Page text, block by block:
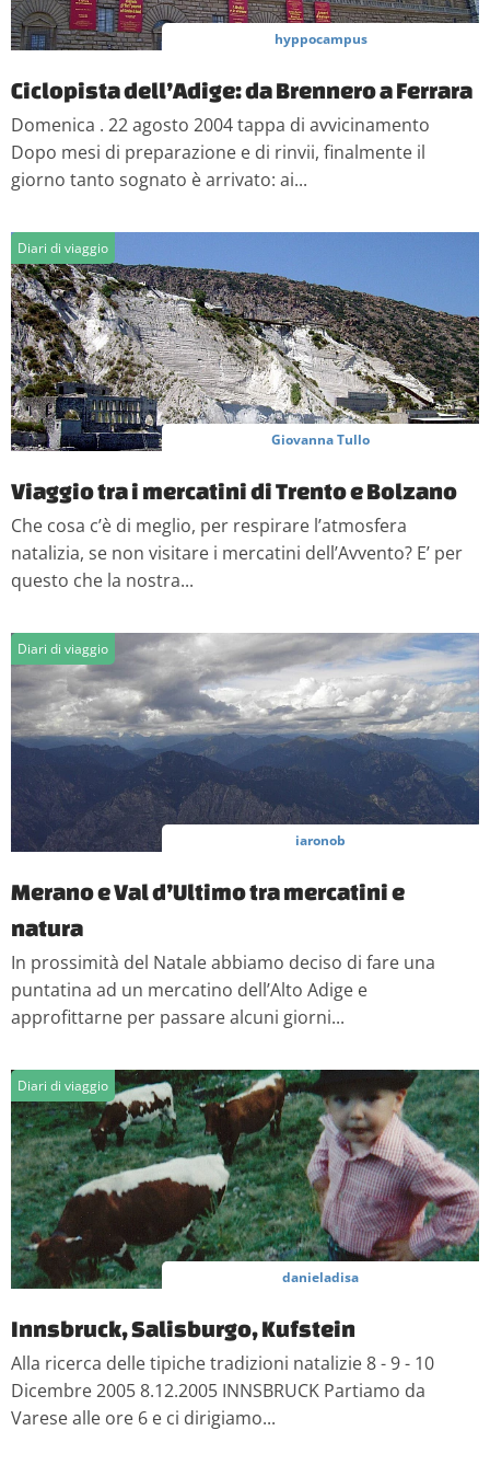
hyppocampus
Ciclopista dell’Adige: da Brennero a Ferrara
Domenica . 22 agosto 2004 tappa di avvicinamento
Dopo mesi di preparazione e di rinvii, finalmente il
giorno tanto sognato è arrivato: ai...
Diari di viaggio
Giovanna Tullo
Viaggio tra i mercatini di Trento e Bolzano
Che cosa c’è di meglio, per respirare l’atmosfera
natalizia, se non visitare i mercatini dell’Avvento? E’ per
questo che la nostra...
Diari di viaggio
iaronob
Merano e Val d’Ultimo tra mercatini e
natura
In prossimità del Natale abbiamo deciso di fare una
puntatina ad un mercatino dell’Alto Adige e
approfittarne per passare alcuni giorni...
Diari di viaggio
danieladisa
Innsbruck, Salisburgo, Kufstein
Alla ricerca delle tipiche tradizioni natalizie 8 - 9 - 10
Dicembre 2005 8.12.2005 INNSBRUCK Partiamo da
Varese alle ore 6 e ci dirigiamo...